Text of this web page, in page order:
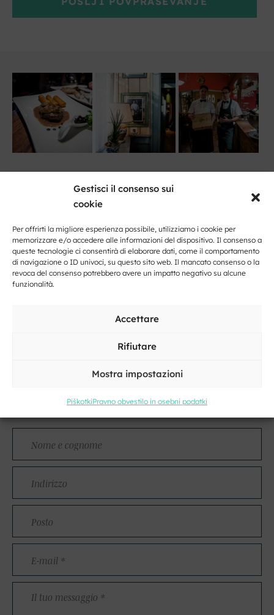
Gestisci il consenso sui
cookie
Per offrirti la migliore esperienza possibile, utilizziamo i cookie per
memorizzare e/o accedere alle informazioni del dispositivo. Il consenso a
queste tecnologie ci consentirà di elaborare dati, come il comportamento
di navigazione o ID univoci, su questo sito web. Il mancato consenso o la
revoca del consenso potrebbero avere un impatto negativo su alcune
funzionalità.
Accettare
Rifiutare
Mostra impostazioni
PiškotkiPravno obvestilo in osebni podatki
Fai clic per accettare i cookie marketing
Kontakt
cognome
*